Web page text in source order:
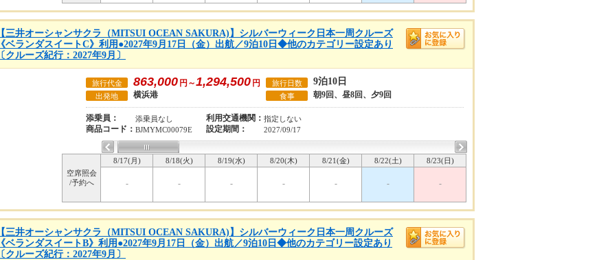
【三井オーシャンサクラ（MITSUI OCEAN SAKURA)】シルバーウィーク日本一周クルーズ
《ベランダスイートC》利用●2027年9月17日（金）出航／9泊10日◆他のカテゴリー設定あり
〔クルーズ紀行：2027年9月〕
旅行代金 863,000 円～1,294,500 円 旅行日数 9泊10日
出発地 横浜港 食事 朝9回、昼8回、夕9回
添乗員： 添乗員なし 利用交通機関： 指定しない
商品コード： BJMYMC00079E 設定期間： 2027/09/17
空席照会
/予約へ
8/17(月) 8/18(火) 8/19(水) 8/20(木) 8/21(金) 8/22(土) 8/23(日)
- - - - - - -
【三井オーシャンサクラ（MITSUI OCEAN SAKURA)】シルバーウィーク日本一周クルーズ
《ベランダスイートB》利用●2027年9月17日（金）出航／9泊10日◆他のカテゴリー設定あり
〔クルーズ紀行：2027年9月〕